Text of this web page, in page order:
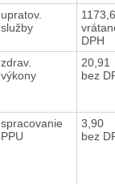
upratov.
služby
DPH
zdrav.
výkony
20,91
bez
spracovanie
PPU
3,90
bez